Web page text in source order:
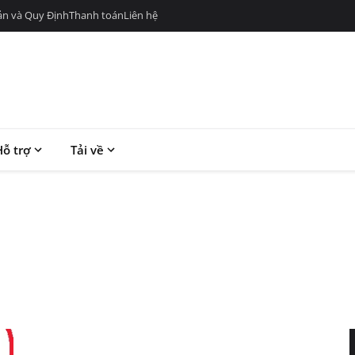
và Quy ĐịnhThanh toánLiên hệ
trợ Tải về